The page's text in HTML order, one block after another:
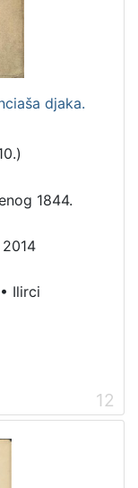
djaka.
1844.
• Ilirci
12